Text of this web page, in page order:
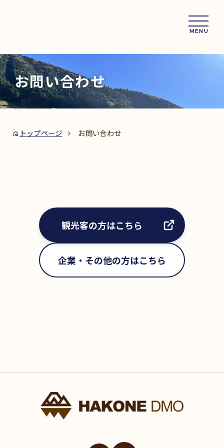
MENU
お問い合わせ
トップページ お問い合わせ
観光客の方はこちら
企業・その他の方はこちら